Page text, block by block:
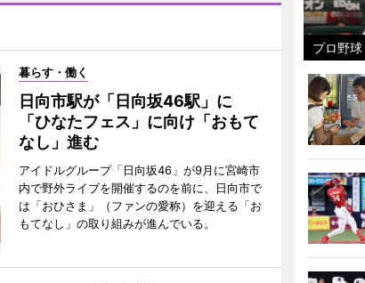
暮らす・働く
日向市駅が「日向坂46駅」に
「ひなたフェス」に向け「おもて
なし」進む
アイドルグループ「日向坂46」が9月に宮崎市
内で野外ライブを開催するのを前に、日向市で
は「おひさま」（ファンの愛称）を迎える「お
もてなし」の取り組みが進んでいる。
プロ野